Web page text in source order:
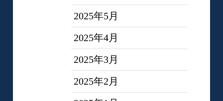
2025年5月
2025年4月
2025年3月
2025年2月